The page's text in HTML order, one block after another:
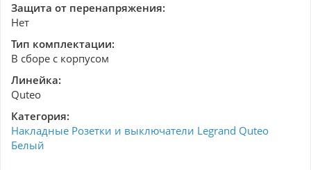
Защита от перенапряжения:
Нет
Тип комплектации:
В сборе с корпусом
Линейка:
Quteo
Категория:
Накладные Розетки и выключатели Legrand Quteo
Белый